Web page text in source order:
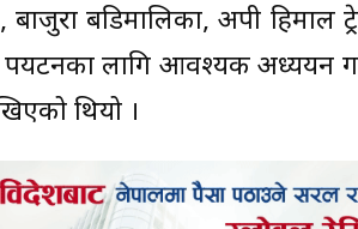
बडिमालिका, अपी हिमाल
लागि आवश्यक अध्ययन
थियो ।